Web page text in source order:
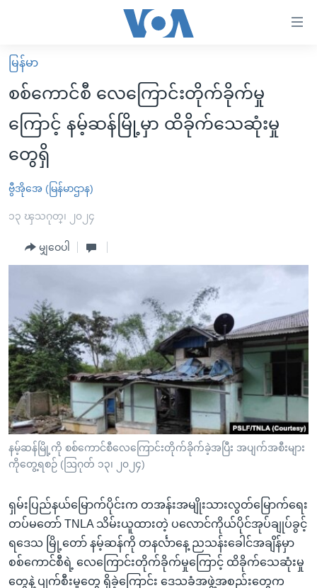
လွယ်ကူ
စေ
သည့်
Link
များ
ပင်မ
ကျော်
ကြည့်
ညွန်း
စာမျက်နှာ
သို့
ကျော်
ကြည့်
ရန်
ရှာဖွေ
သို့
ကျော်
ရန်
မူလစာမျက်နှာ
မြန်မာ
ကမ္ဘာ့သတင်းများ
နိုင်ငံတကာ
အစ္စရေး-ပါလက်စတိုင်း
ဗွီဒီယို
အင်္ဂလိပ်စာလေ့လာမယ်
အမေရိကန်သုံးအီဒီယံ
ရုပ်ရှင်ထဲက အင်္ဂလိပ်စာ
သုတပဒေသာ အင်္ဂလိပ်စာ
အပတ်စဉ်ကဏ္ဍများ
တီဗွီ
ရေဒီယို/တီဗွီအစီအစဉ်
Learning English
ဗွီအိုအေ လူမှုကွန်ယက်များ
ဘာသာစကားများ
မြန်မာ
စစ်ကောင်စီ လေကြောင်းတိုက်ခိုက်မှု
ကြောင့် နမ့်ဆန်မြို့မှာ ထိခိုက်သေဆုံးမှု
တွေရှိ
ဗွီအိုအေ (မြန်မာဌာန)
၁၃ ၾသဂုတ္၊ ၂၀၂၄
မျှဝေပါ
နမ့်ဆန်မြို့ကို စစ်ကောင်စီလေကြောင်းတိုက်ခိုက်ခဲ့အပြီး အပျက်အစီးများ
ကိုတွေ့ရစဉ် (ဩဂုတ် ၁၃၊ ၂၀၂၄)
ရှမ်းပြည်နယ်မြောက်ပိုင်းက တအန်းအမျိုးသားလွတ်မြောက်ရေး
တပ်မတော် TNLA သိမ်းယူထားတဲ့ ပလောင်ကိုယ်ပိုင်အုပ်ချုပ်ခွင့်
ရဒေသ မြို့တော် နမ့်ဆန်ကို တနင်္လာနေ့ ညသန်းခေါင်အချိန်မှာ
စစ်ကောင်စီရဲ့ လေကြောင်းတိုက်ခိုက်မှုကြောင့် ထိခိုက်သေဆုံးမှု
တွေနဲ့ ပျက်စီးမှုတွေ ရှိခဲ့ကြောင်း ဒေသခံအဖွဲ့အစည်းတွေက